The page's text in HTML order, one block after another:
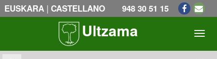
EUSKARA | CASTELLANO 948 30 51 15
Ultzama